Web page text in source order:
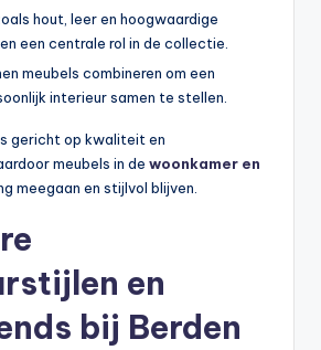
hout, leer en hoogwaardige
een centrale rol in de collectie.
meubels combineren om een
interieur samen te stellen.
gericht op kwaliteit en
meubels in de woonkamer en
meegaan en stijlvol blijven.
en
bij Berden